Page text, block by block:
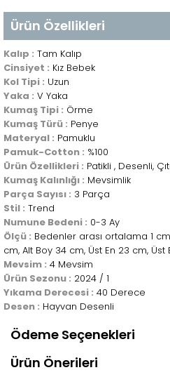
Ürün Özellikleri
Kalıp : Tam Kalıp
Cinsiyet : Kız Bebek
Kol Tipi : Uzun
Yaka : V Yaka
Kumaş Tipi : Örme
Kumaş Türü : Penye
Materyal : Pamuklu
Pamuk-Cotton : %100
Ürün Özellikleri : Patikli , Desenli,
Kumaş Kalınlığı : Mevsimlik
Parça Sayısı : 3 Parça
Stil : Trend
Numune Bedeni : 0-3 Ay
Ölçü : Bedenler arası ortalama 1
cm, Alt Boy 34 cm, Üst En 23 cm,
Mevsim : 4 Mevsim
Ürün Sezonu : 2024 / 1
Yıkama Derecesi : 40 Derece
Desen : Hayvan Desenli
Ödeme Seçenekleri
Ürün Önerileri